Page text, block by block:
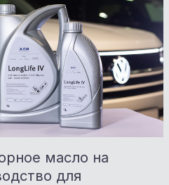
масло на
для